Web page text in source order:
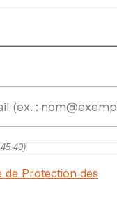
de Protection des